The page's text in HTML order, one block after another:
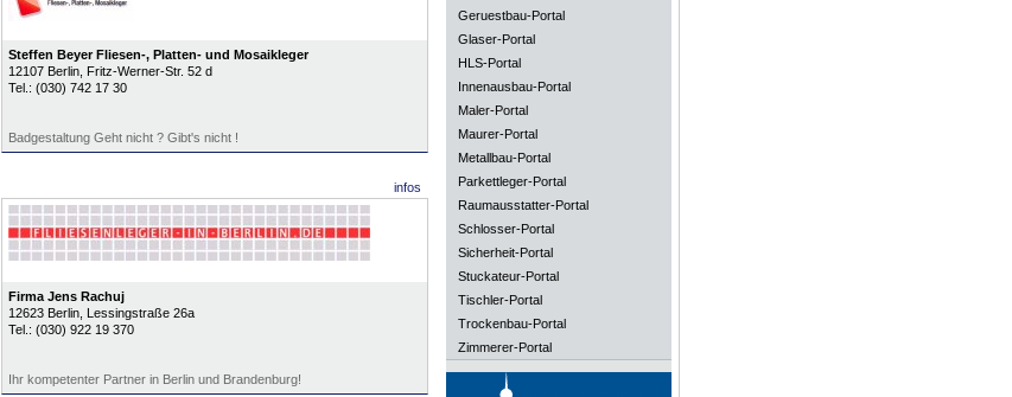
Steffen Beyer Fliesen-, Platten- und Mosaikleger
12107 Berlin, Fritz-Werner-Str. 52 d
Tel.: (030) 742 17 30
Badgestaltung Geht nicht ? Gibt's nicht !
infos
Firma Jens Rachuj
12623 Berlin, Lessingstraße 26a
Tel.: (030) 922 19 370
Ihr kompetenter Partner in Berlin und Brandenburg!
Geruestbau-Portal
Glaser-Portal
HLS-Portal
Innenausbau-Portal
Maler-Portal
Maurer-Portal
Metallbau-Portal
Parkettleger-Portal
Raumausstatter-Portal
Schlosser-Portal
Sicherheit-Portal
Stuckateur-Portal
Tischler-Portal
Trockenbau-Portal
Zimmerer-Portal